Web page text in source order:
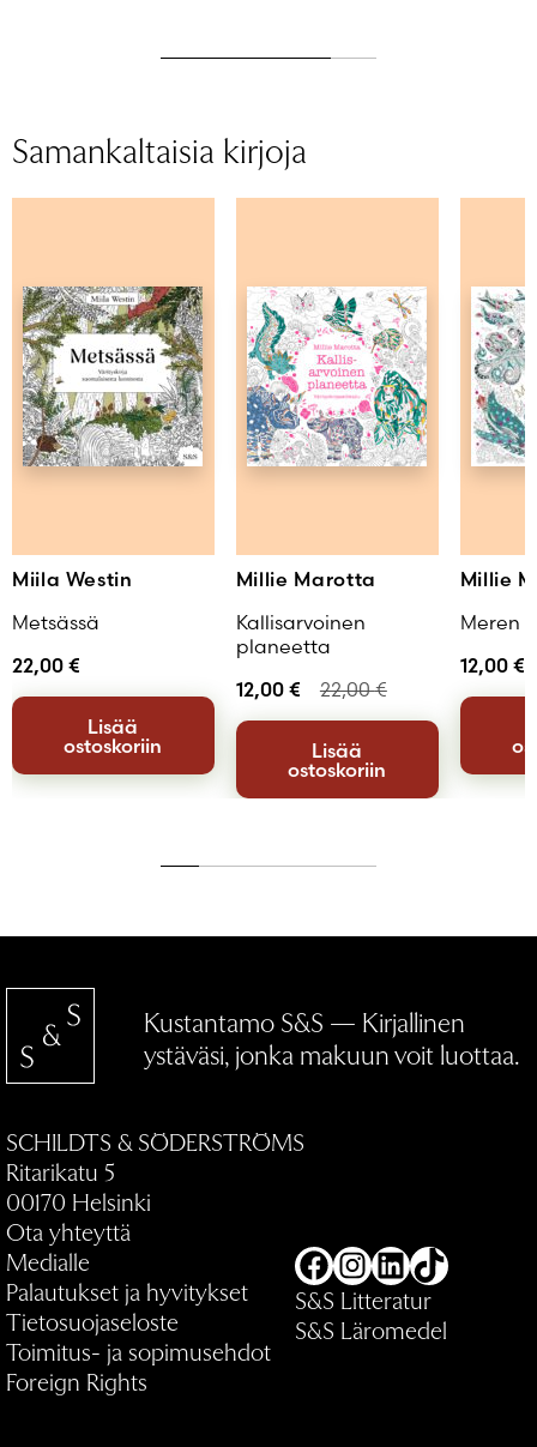
Samankaltaisia kirjoja
Miila Westin
Metsässä
22,00 €
Lisää
ostoskoriin
Millie Marotta
Kallisarvoinen
planeetta
12,00 € 22,00€
Lisää
ostoskoriin
Millie
Meren
12,00 €
Kustantamo S&S — Kirjallinen
ystäväsi, jonka makuun voit luottaa.
SCHILDTS & SÖDERSTRÖMS
Ritarikatu 5
00170 Helsinki
Ota yhteyttä
Medialle
Palautukset ja hyvitykset
Tietosuojaseloste
Toimitus- ja sopimusehdot
Foreign Rights
Facebook
Instagram
LinkedIn
TikTok
S&S Litteratur
S&S Läromedel